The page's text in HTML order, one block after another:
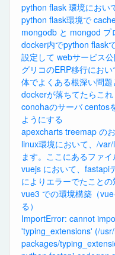
python flask 環境におい
python flask環境で
mongodb と mongod プ
docker内でpython flask
設定して webサービス
グリコのERP移行にお
体でよくある根深い問
dockerが落ちてたらこ
conohaのサーバ centos
ようにする
apexcharts treemap の
linux環境において、/
ます。ここにあるファ
vuejs において、fastapi
によりエラーでたことの
vue3 での環境構築（
る）
ImportError: cannot
'typing_extensions' (/
packages/